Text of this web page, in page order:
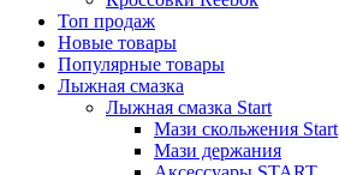
Топ продаж
Новые товары
Популярные товары
Лыжная смазка
Лыжная смазка Start
Мази скольжения Start
Мази держания